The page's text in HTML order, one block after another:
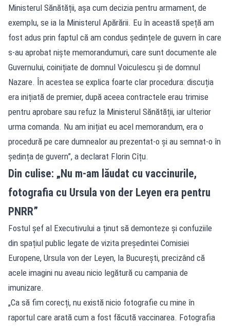
Ministerul Sănătății, așa cum decizia pentru armament, de
exemplu, se ia la Ministerul Apărării. Eu în această speță am
fost adus prin faptul că am condus ședințele de guvern în care
s-au aprobat niște memorandumuri, care sunt documente ale
Guvernului, coinițiate de domnul Voiculescu și de domnul
Nazare. În acestea se explica foarte clar procedura: discuția
era inițiată de premier, după aceea contractele erau trimise
pentru aprobare sau refuz la Ministerul Sănătății, iar ulterior
urma comanda. Nu am inițiat eu acel memorandum, era o
procedură pe care dumnealor au prezentat-o și au semnat-o în
ședința de guvern”, a declarat Florin Cîțu.
Din culise: „Nu m-am lăudat cu vaccinurile,
fotografia cu Ursula von der Leyen era pentru
PNRR”
Fostul șef al Executivului a ținut să demonteze și confuziile
din spațiul public legate de vizita președintei Comisiei
Europene, Ursula von der Leyen, la București, precizând că
acele imagini nu aveau nicio legătură cu campania de
imunizare.
„Ca să fim corecți, nu există nicio fotografie cu mine în
raportul care arată cum a fost făcută vaccinarea. Fotografia